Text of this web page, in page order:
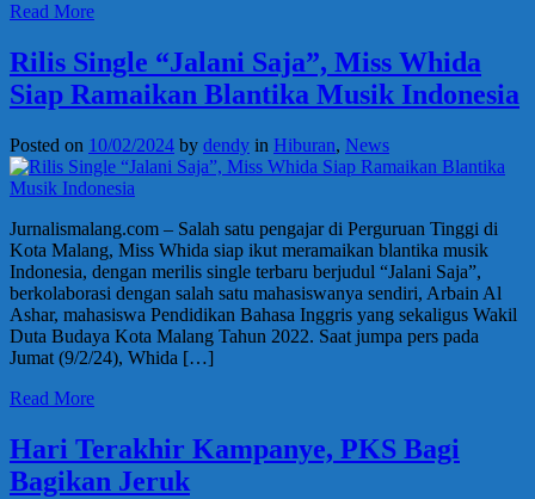
Read More
Rilis Single “Jalani Saja”, Miss Whida
Siap Ramaikan Blantika Musik Indonesia
Posted on 10/02/2024 by dendy in Hiburan, News
Jurnalismalang.com – Salah satu pengajar di Perguruan Tinggi di
Kota Malang, Miss Whida siap ikut meramaikan blantika musik
Indonesia, dengan merilis single terbaru berjudul “Jalani Saja”,
berkolaborasi dengan salah satu mahasiswanya sendiri, Arbain Al
Ashar, mahasiswa Pendidikan Bahasa Inggris yang sekaligus Wakil
Duta Budaya Kota Malang Tahun 2022. Saat jumpa pers pada
Jumat (9/2/24), Whida […]
Read More
Hari Terakhir Kampanye, PKS Bagi
Bagikan Jeruk